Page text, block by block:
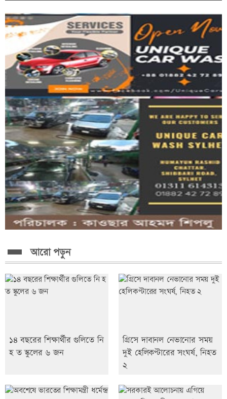
পঞ্চগড় সীমান্তে বাংলাদেশি আ*টক, ভারতীয়...
দুই শ্রমিক হ*ত্যার বিচার ও শ্রমিক নেতাদের...
রিফাত হ*ত্যার ন্যায়বি*চারে যা প্রয়োজন, সবটুকু...
আরো পড়ুন
১৪ বছরের শিক্ষার্থীর গুলিতে নি
হ ত স্কুলের ৬ জন
গ্রিসে দাবানল নেভানোর সময়
দুই হেলিকপ্টারের সংঘর্ষ, নিহত
২